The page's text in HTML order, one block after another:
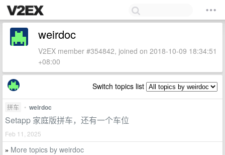
weirdoc
V2EX member #354842, joined on 2018-10-09 18:34:51
+08:00
Switch topics list
拼车 • weirdoc
Setapp 家庭版拼车，还有一个车位
Feb 11, 2025
» More topics by weirdoc